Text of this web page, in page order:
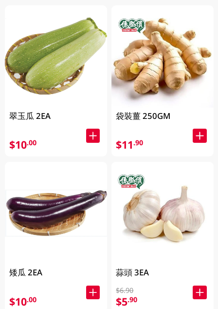
翠玉瓜 2EA
$10.00
矮瓜 2EA
$10.00
袋裝薑 250GM
$11.90
蒜頭 3EA
$6.90
$5.90